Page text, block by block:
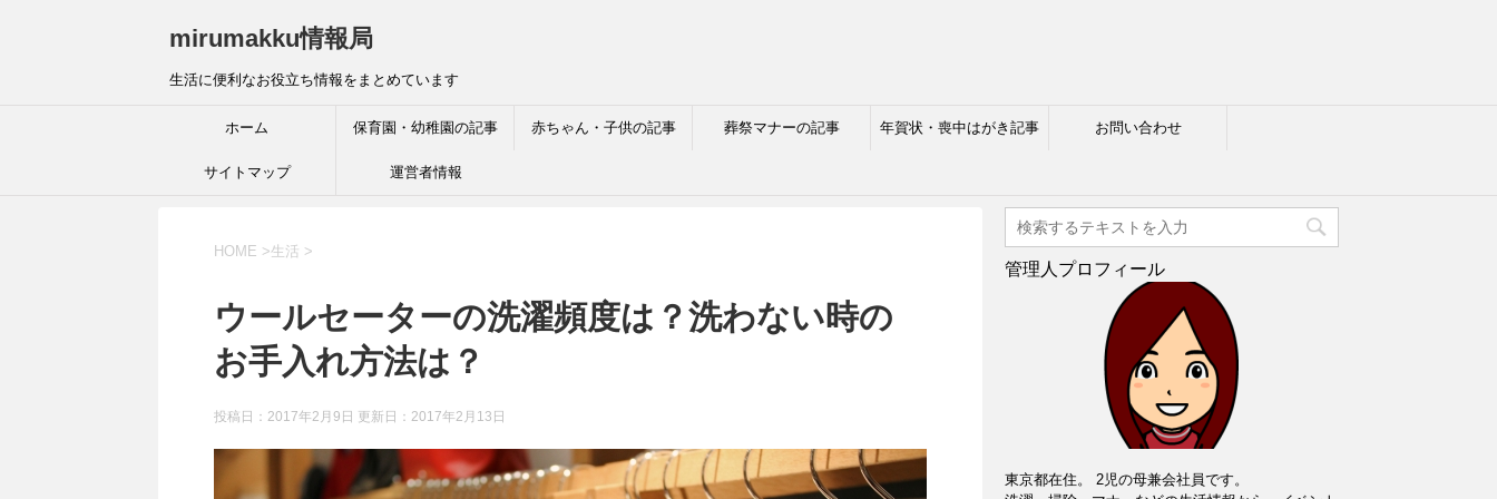
mirumakku情報局
生活に便利なお役立ち情報をまとめています
ホーム 保育園・幼稚園の記事 赤ちゃん・子供の記事 葬祭マナーの記事 年賀状・喪中はがき記事 お問い合わせ
サイトマップ 運営者情報
HOME >生活 >
ウールセーターの洗濯頻度は？洗わない時の
お手入れ方法は？
投稿日：2017年2月9日 更新日： 2017年2月13日
管理人プロフィール
東京都在住。 2児の母兼会社員です。